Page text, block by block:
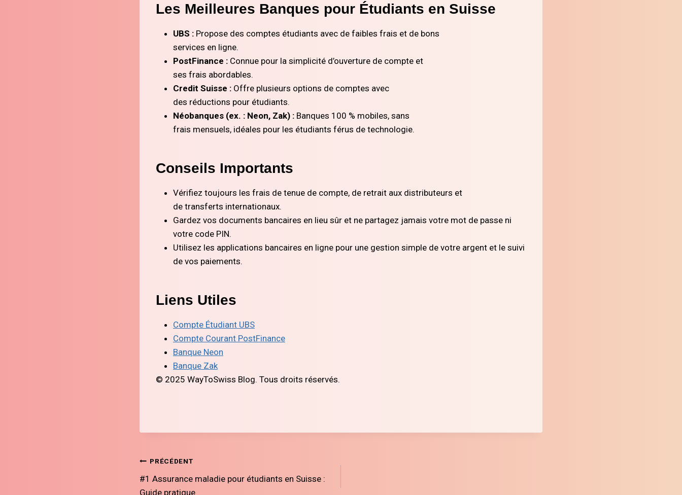
Les Meilleures Banques pour Étudiants en Suisse
UBS : Propose des comptes étudiants avec de faibles frais et de bons
services en ligne.
PostFinance : Connue pour la simplicité d’ouverture de compte et
ses frais abordables.
Credit Suisse : Offre plusieurs options de comptes avec
des réductions pour étudiants.
Néobanques (ex. : Neon, Zak) : Banques 100 % mobiles, sans
frais mensuels, idéales pour les étudiants férus de technologie.
Conseils Importants
Vérifiez toujours les frais de tenue de compte, de retrait aux distributeurs et
de transferts internationaux.
Gardez vos documents bancaires en lieu sûr et ne partagez jamais votre mot de passe ni
votre code PIN.
Utilisez les applications bancaires en ligne pour une gestion simple de votre argent et le suivi
de vos paiements.
Liens Utiles
Compte Étudiant UBS
Compte Courant PostFinance
Banque Neon
Banque Zak
© 2025 WayToSwiss Blog. Tous droits réservés.
Navigation
de
PRÉCÉDENT
#1 Assurance maladie pour étudiants en Suisse :
Guide pratique